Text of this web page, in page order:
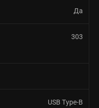
Да
303
USB Type-B